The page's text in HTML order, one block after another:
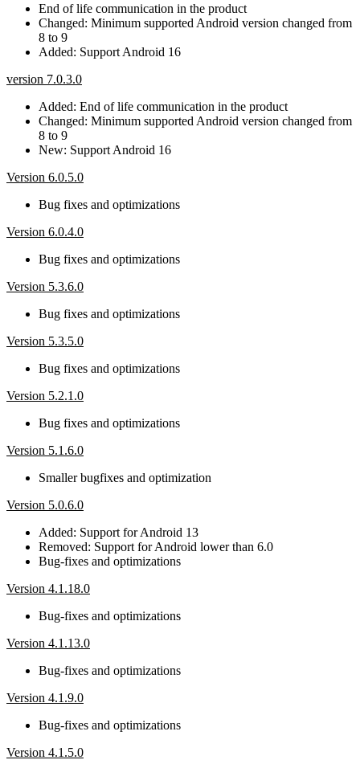
End of life communication in the product
Changed: Minimum supported Android version changed from
8 to 9
Added: Support Android 16
version 7.0.3.0
Added: End of life communication in the product
Changed: Minimum supported Android version changed from
8 to 9
New: Support Android 16
Version 6.0.5.0
Bug fixes and optimizations
Version 6.0.4.0
Bug fixes and optimizations
Version 5.3.6.0
Bug fixes and optimizations
Version 5.3.5.0
Bug fixes and optimizations
Version 5.2.1.0
Bug fixes and optimizations
Version 5.1.6.0
Smaller bugfixes and optimization
Version 5.0.6.0
Added: Support for Android 13
Removed: Support for Android lower than 6.0
Bug-fixes and optimizations
Version 4.1.18.0
Bug-fixes and optimizations
Version 4.1.13.0
Bug-fixes and optimizations
Version 4.1.9.0
Bug-fixes and optimizations
Version 4.1.5.0